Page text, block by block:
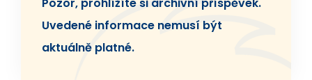
Uvedené informace nemusí být
aktuálně platné.